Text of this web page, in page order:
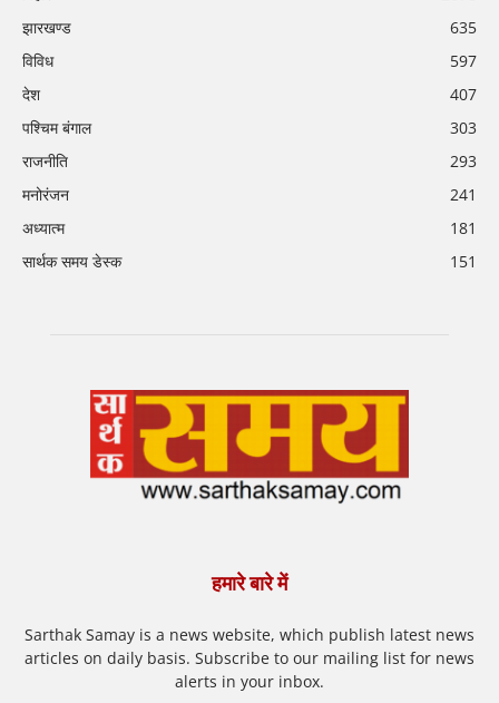
झारखण्ड
635
विविध
597
देश
407
पश्चिम बंगाल
303
राजनीति
293
मनोरंजन
241
अध्यात्म
181
सार्थक समय डेस्क
151
हमारे बारे में
Sarthak Samay is a news website, which publish latest news
articles on daily basis. Subscribe to our mailing list for news
alerts in your inbox.